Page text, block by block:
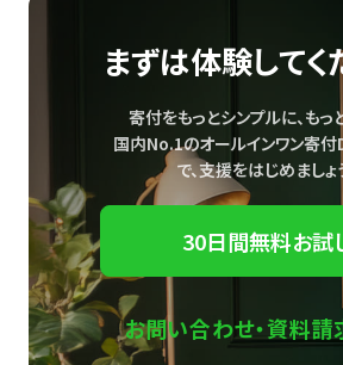
まずは体験してく
寄付をもっとシンプルに、もっ
国内No.1のオールインワン寄付
で、支援をはじめましょ
30日間無料お試
お問い合わせ・資料請